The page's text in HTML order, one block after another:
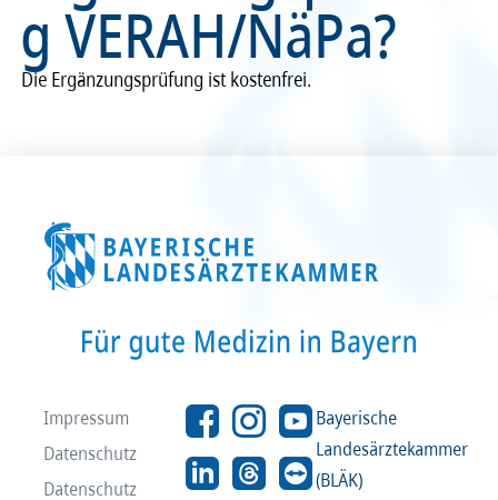
Recht
Recht
g VERAH/NäPa?
Die Ergän­zungs­prü­fung ist kosten­frei.
Impressum
Datenschutz
Datenschutz
Bayerische
Landesärztekammer
(BLÄK)